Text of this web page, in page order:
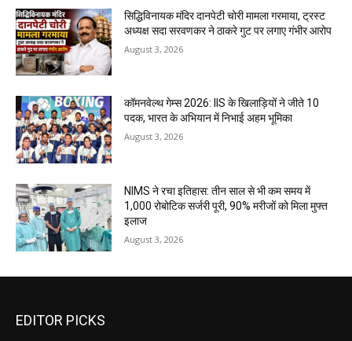
सिद्धिविनायक मंदिर दानपेटी चोरी मामला गरमाया, ट्रस्ट
अध्यक्ष सदा सरवणकर ने ठाकरे गुट पर लगाए गंभीर आरोप
August 3, 2026
कॉमनवेल्थ गेम्स 2026: IIS के खिलाड़ियों ने जीते 10
पदक, भारत के अभियान में निभाई अहम भूमिका
August 3, 2026
NIMS ने रचा इतिहास: तीन साल से भी कम समय में
1,000 रोबोटिक सर्जरी पूरी, 90% मरीजों को मिला मुफ्त
इलाज
August 3, 2026
EDITOR PICKS